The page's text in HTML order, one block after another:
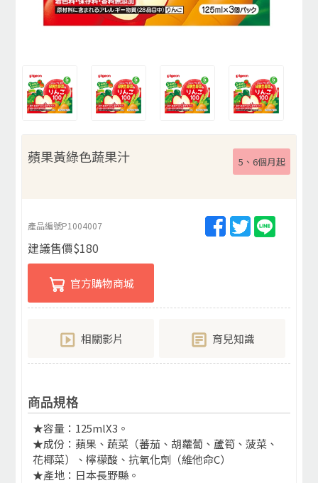
蘋果黃綠色蔬果汁 5、6個月起
產品編號P1004007
建議售價$180
官方購物商城
相關影片 育兒知識
商品規格
★容量：125mlX3。
★成份：蘋果、蔬菜（蕃茄、胡蘿蔔、蘆筍、菠菜、
花椰菜）、檸檬酸、抗氧化劑（維他命C）
★產地：日本長野縣。